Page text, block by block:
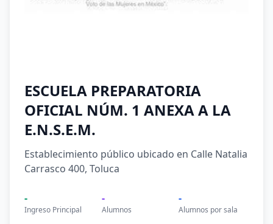
ESCUELA PREPARATORIA
OFICIAL NÚM. 1 ANEXA A LA
E.N.S.E.M.
Establecimiento público ubicado en Calle Natalia
Carrasco 400, Toluca
-
Ingreso Principal
-
Alumnos
-
Alumnos por sala